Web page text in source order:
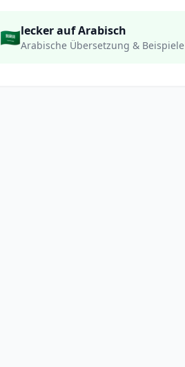
🇸🇦lecker auf Arabisch
Arabische Übersetzung & Beispiele